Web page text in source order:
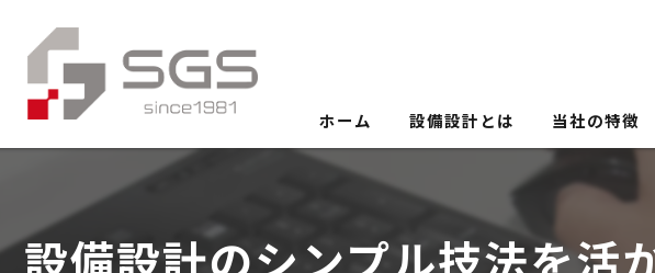
ホーム 設備設計とは 当社の特徴
電気設備
機械設備
設備設計のシンプル技法を活